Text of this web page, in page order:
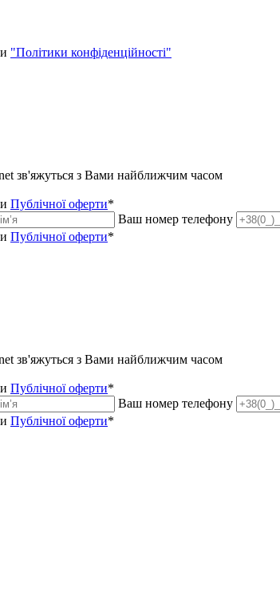
"Політики конфіденційності"
зв'яжуться з Вами найближчим часом
Публічної оферти*
Ваш номер телефону
Публічної оферти*
зв'яжуться з Вами найближчим часом
Публічної оферти*
Ваш номер телефону
Публічної оферти*